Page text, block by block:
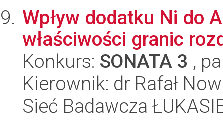
Wpływ dodatku Ni do
właściwości granic
Konkurs: SONATA 3 ,
Kierownik: dr Rafał
Sieć Badawcza